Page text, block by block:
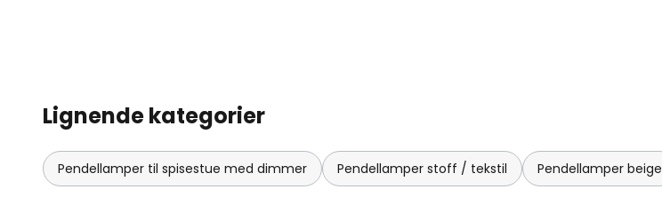
Lignende kategorier
Pendellamper til spisestue med dimmer Pendellamper stoff / tekstil Pendellamper beige